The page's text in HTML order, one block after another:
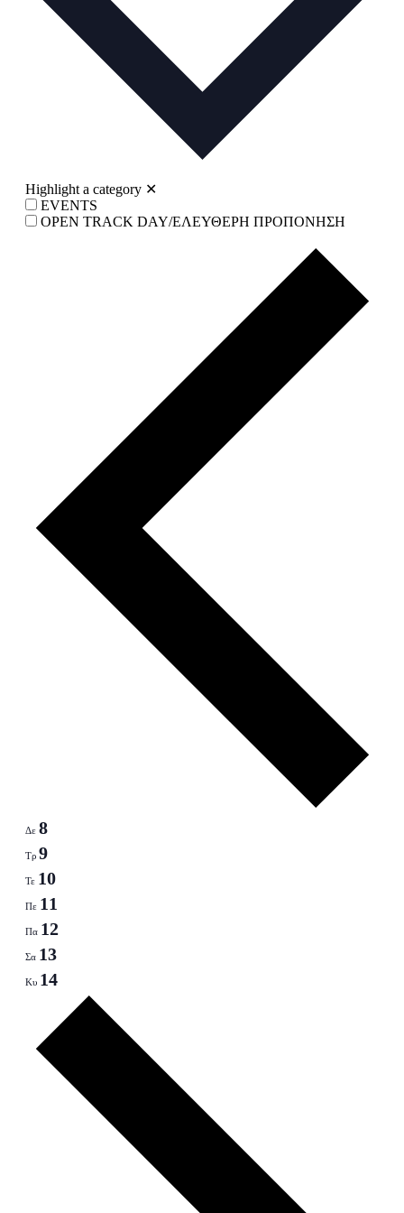
Highlight a category ✕
EVENTS
OPEN TRACK DAY/ΕΛΕΥΘΕΡΗ ΠΡΟΠΟΝΗΣΗ
Δε 8
Τρ 9
Τε 10
Πε 11
Πα 12
Σα 13
Κυ 14